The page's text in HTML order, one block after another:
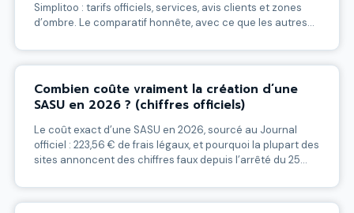
Simplitoo : tarifs officiels, services, avis clients et zones
d’ombre. Le comparatif honnête, avec ce que les autres
Combien coûte vraiment la création d’une
SASU en 2026 ? (chiffres officiels)
Le coût exact d’une SASU en 2026, sourcé au Journal
officiel : 223,56 € de frais légaux, et pourquoi la plupart des
sites annoncent des chiffres faux depuis l’arrêté du 25